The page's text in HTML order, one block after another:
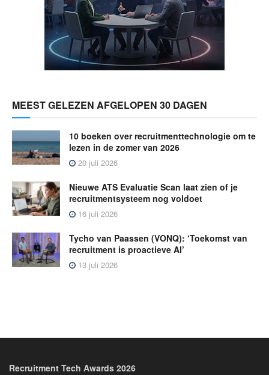
MEEST GELEZEN AFGELOPEN 30 DAGEN
10 boeken over recruitmenttechnologie om te
lezen in de zomer van 2026
20 juli 2026
Nieuwe ATS Evaluatie Scan laat zien of je
recruitmentsysteem nog voldoet
16 juli 2026
Tycho van Paassen (VONQ): ‘Toekomst van
recruitment is proactieve AI’
13 juli 2026
Recruitment Tech Awards 2026